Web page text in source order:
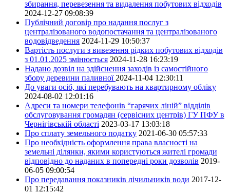
збирання, перевезення та видалення побутових відходів
2024-12-27 09:08:39
Публічний договір про надання послуг з
централізованого водопостачання та централізованого
водовідведення 2024-11-29 10:50:37
Вартість послуги з вивезення рідких побутових відходів
з 01.01.2025 змінюється 2024-11-28 16:23:19
Надано дозвіл на здійснення заходів із самостійного
збору деревини паливної2024-11-04 12:30:11
До уваги осіб, які перебувають на квартирному обліку
2024-08-02 12:01:16
Адреси та номери телефонів “гарячих ліній” відділів
обслуговування громадян (сервісних центрів) ГУ ПФУ в
Чернігівській області 2023-03-17 13:03:18
Про сплату земельного податку 2021-06-30 05:57:33
Про необхідність оформлення права власності на
земельні ділянки, якими користуються жителі громади
відповідно до наданих в попередні роки дозволів 2019-
06-05 09:00:54
Про передавання показників лічильників води 2017-12-
01 12:15:42